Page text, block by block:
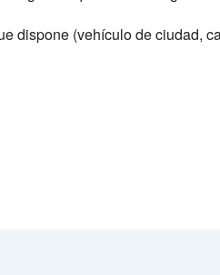
dispone (vehículo de ciudad,